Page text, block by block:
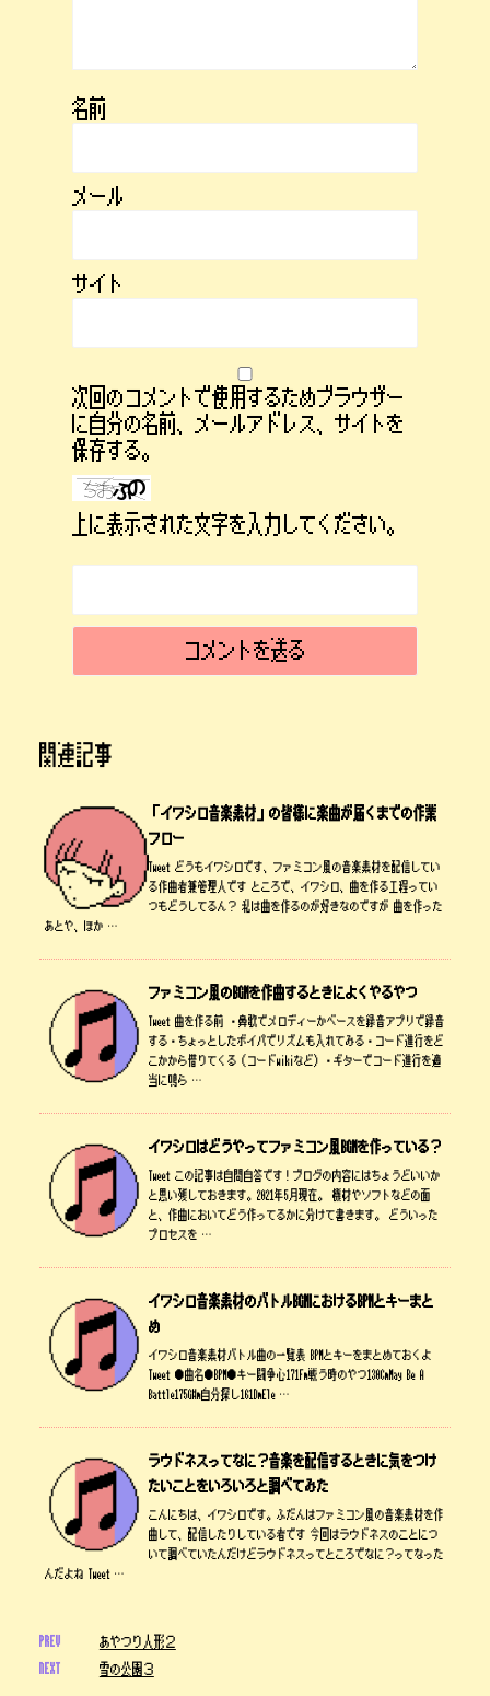
名前
メール
サイト
次回のコメントで使用するためブラウザー
に自分の名前、メールアドレス、サイトを
保存する。
上に表示された文字を入力してください。
関連記事
「イワシロ音楽素材」の皆様に楽曲が届くまでの作業
フロー
Tweet どうもイワシロです、ファミコン風の音楽素材を配信してい
る作曲者兼管理人です ところで、イワシロ、曲を作る工程ってい
つもどうしてるん？ 私は曲を作るのが好きなのですが 曲を作った
あとや、ほか …
ファミコン風のBGMを作曲するときによくやるやつ
Tweet 曲を作る前 ・鼻歌でメロディーかベースを録音アプリで録音
する・ちょっとしたボイパでリズムも入れてみる・コード進行をど
こかから借りてくる（コードwikiなど）・ギターでコード進行を適
当に鳴ら …
イワシロはどうやってファミコン風BGMを作っている？
Tweet この記事は自問自答です！ブログの内容にはちょうどいいか
と思い残しておきます。2021年5月現在。 機材やソフトなどの面
と、作曲においてどう作ってるかに分けて書きます。 どういった
プロセスを …
イワシロ音楽素材のバトルBGMにおけるBPMとキーまと
め
イワシロ音楽素材バトル曲の一覧表 BPMとキーをまとめておくよ
Tweet ●曲名●BPM●キー闘争心171Fm戦う時のやつ130CmMay Be A
Battle175G#m自分探し161DmEle …
ラウドネスってなに？音楽を配信するときに気をつけ
たいことをいろいろと調べてみた
こんにちは、イワシロです。ふだんはファミコン風の音楽素材を作
曲して、配信したりしている者です 今回はラウドネスのことにつ
いて調べていたんだけどラウドネスってところでなに？ってなった
んだよね Tweet …
PREV あやつり人形２
NEXT 雪の公園３